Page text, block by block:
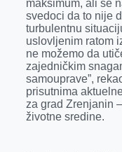
maksimum, ali se
svedoci da to nije
turbulentnu
uslovljenim ratom
ne možemo da
zajedničkim
samouprave”,
prisutnima
za grad Zrenjanin
životne sredine.